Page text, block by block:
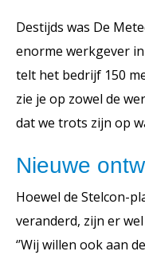
Destijds was De
enorme werkgever
telt het bedrijf 150
zie je op zowel de
dat we trots zijn op
Nieuwe
Hoewel de Stelcon-
veranderd, zijn er
‘’Wij willen ook aan